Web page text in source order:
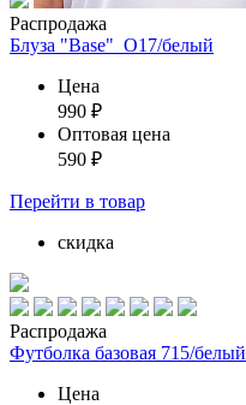
Распродажа
Блуза "Base"_О17/белый
Цена
990 ₽
Оптовая цена
590 ₽
Перейти в товар
скидка
Распродажа
Футболка базовая 715/белый
Цена